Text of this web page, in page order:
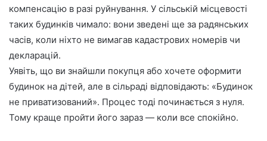
компенсацію в разі руйнування. У сільській місцевості
таких будинків чимало: вони зведені ще за радянських
часів, коли ніхто не вимагав кадастрових номерів чи
декларацій.
Уявіть, що ви знайшли покупця або хочете оформити
будинок на дітей, але в сільраді відповідають: «Будинок
не приватизований». Процес тоді починається з нуля.
Тому краще пройти його зараз — коли все спокійно.